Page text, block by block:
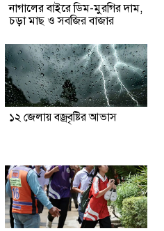
নাগালের বাইরে ডিম-মুরগির দাম,
চড়া মাছ ও সবজির বাজার
১২ জেলায় বজ্রবৃষ্টির আভাস